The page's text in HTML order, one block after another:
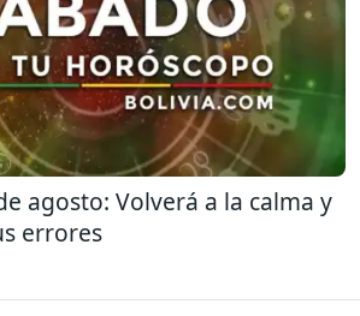
agosto: Volverá a la calma y
errores